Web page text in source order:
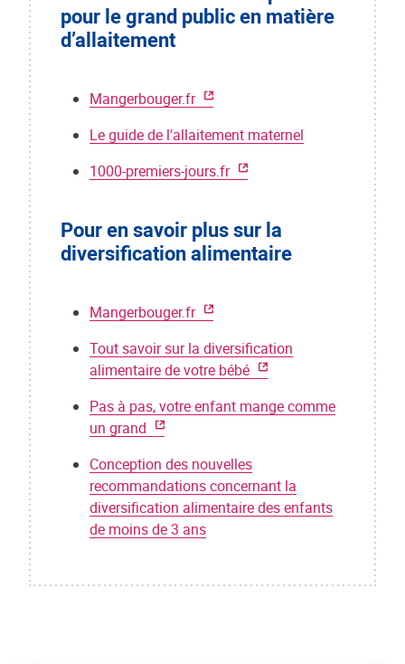
pour le grand public en matière
d’allaitement
Mangerbouger.fr
Le guide de l'allaitement maternel
1000-premiers-jours.fr
Pour en savoir plus sur la
diversification alimentaire
Mangerbouger.fr
Tout savoir sur la diversification
alimentaire de votre bébé
Pas à pas, votre enfant mange comme
un grand
Conception des nouvelles
recommandations concernant la
diversification alimentaire des enfants
de moins de 3 ans